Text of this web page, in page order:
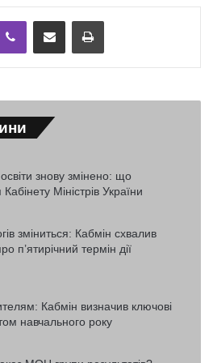
Viber Надіслати електронною поштоюНадрукувати
знову змінено: що
Міністрів України
зміниться: Кабмін схвалив
п’ятирічний термін дії
Кабмін визначив ключові
навчального року